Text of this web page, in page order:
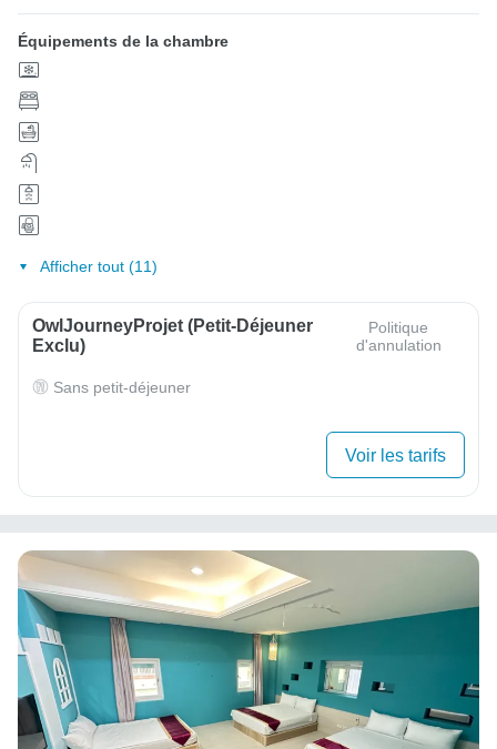
Équipements de la chambre
Afficher tout (11)
OwlJourneyProjet (petit-Déjeuner
Exclu)
Politique
d'annulation
Sans petit-déjeuner
Voir les tarifs